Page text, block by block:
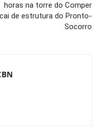
horas na torre do Comper
cai de estrutura do Pronto-
Socorro